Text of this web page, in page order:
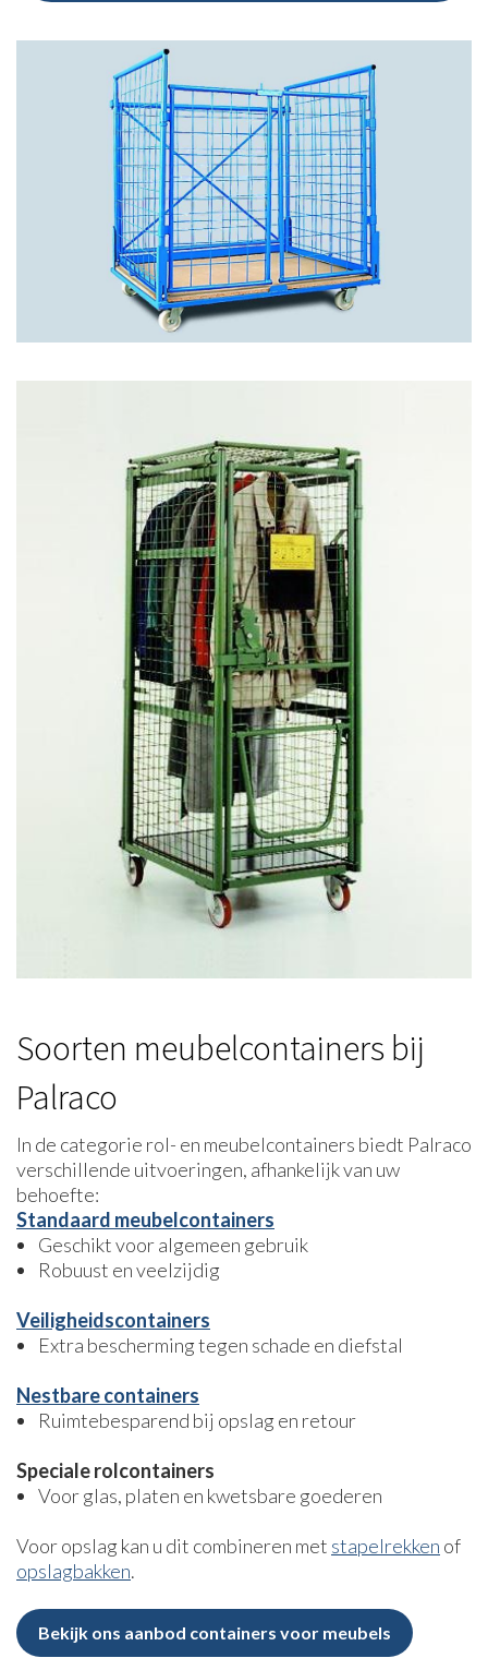
Soorten meubelcontainers bij
Palraco
In de categorie rol- en meubelcontainers biedt Palraco
verschillende uitvoeringen, afhankelijk van uw
behoefte:
Standaard meubelcontainers
Geschikt voor algemeen gebruik
Robuust en veelzijdig
Veiligheidscontainers
Extra bescherming tegen schade en diefstal
Nestbare containers
Ruimtebesparend bij opslag en retour
Speciale rolcontainers
Voor glas, platen en kwetsbare goederen
Voor opslag kan u dit combineren met stapelrekken of
opslagbakken.
Bekijk ons aanbod containers voor meubels